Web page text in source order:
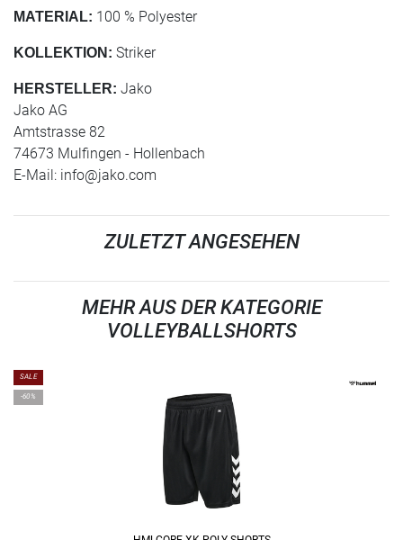
MATERIAL: 100 % Polyester
KOLLEKTION: Striker
HERSTELLER: Jako
Jako AG
Amtstrasse 82
74673 Mulfingen - Hollenbach
E-Mail: info@jako.com
ZULETZT ANGESEHEN
MEHR AUS DER KATEGORIE
VOLLEYBALLSHORTS
SALE
-60%